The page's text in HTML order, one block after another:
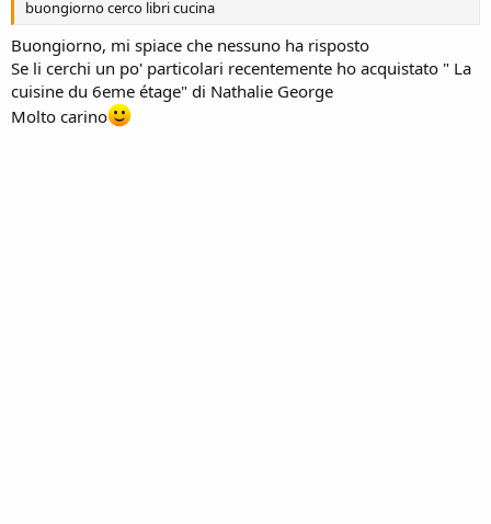
buongiorno cerco libri cucina
Buongiorno, mi spiace che nessuno ha risposto
Se li cerchi un po' particolari recentemente ho acquistato " La
cuisine du 6eme étage" di Nathalie George
Molto carino